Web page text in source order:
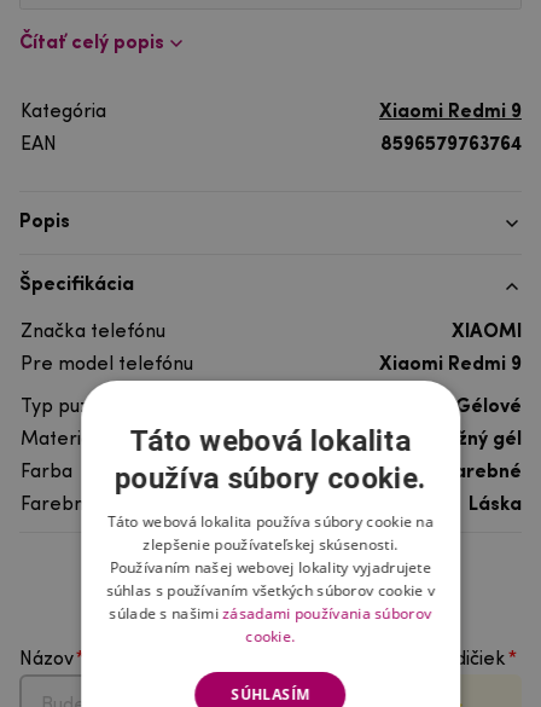
Čítať celý popis
Kategória
Xiaomi Redmi 9
EAN
8596579763764
Popis
Špecifikácia
Značka telefónu
XIAOMI
Pre model telefónu
Xiaomi Redmi 9
Typ puzdra
Gélové
Materiál
pružný gél
Farba
viacfarebné
Farebný motív
Láska
Hodnotenie produktu
Názov Vyberte počet hviezdičiek
Táto webová lokalita
používa súbory cookie.
Táto webová lokalita používa súbory cookie na
zlepšenie používateľskej skúsenosti.
Používaním našej webovej lokality vyjadrujete
súhlas s používaním všetkých súborov cookie v
súlade s našimizásadami používania súborov
cookie.
SÚHLASÍM